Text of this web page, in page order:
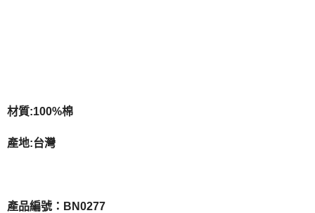
材質:100%棉
產地:台灣
產品編號：BN0277